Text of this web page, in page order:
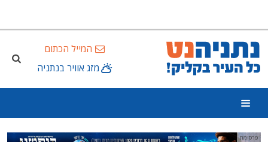
המייל הכתום
מזג אוויר בנתניה
פרסומת